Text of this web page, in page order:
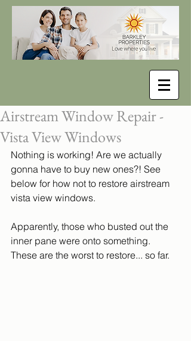
Airstream Window Repair -
Vista View Windows
Nothing is working! Are we actually
gonna have to buy new ones?! See
below for how not to restore airstream
vista view windows.
Apparently, those who busted out the
inner pane were onto something.
These are the worst to restore... so far.